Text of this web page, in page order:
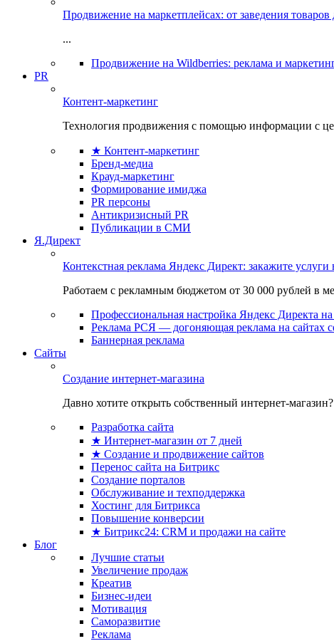
Продвижение на маркетплейсах: от заведения
...
Продвижение на Wildberries: реклама и
PR
Контент-маркетинг
Технология продвижения с помощью информации с
★ Контент-маркетинг
Бренд-медиа
Крауд-маркетинг
Формирование имиджа
PR персоны
Антикризисный PR
Публикации в СМИ
Я.Директ
Контекстная реклама Яндекс Директ: закажите
Работаем с рекламным бюджетом от 30 000 рублей в
Профессиональная настройка Яндекс Директа на
Реклама РСЯ — догоняющая реклама на сайтах
Баннерная реклама
Сайты
Создание интернет-магазина
Давно хотите открыть собственный интернет-
Разработка сайта
★ Интернет-магазин от 7 дней
★ Создание и продвижение сайтов
Перенос сайта на Битрикс
Создание порталов
Обслуживание и техподдержка
Хостинг для Битрикса
Повышение конверсии
★ Битрикс24: CRM и продажи на сайте
Блог
Лучшие статьи
Увеличение продаж
Креатив
Бизнес-идеи
Мотивация
Саморазвитие
Реклама